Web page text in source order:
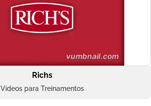
Richs
Vídeos para Treinamentos